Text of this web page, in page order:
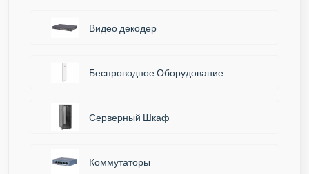
Видео декодер
Беспроводное Оборудование
Серверный Шкаф
Коммутаторы